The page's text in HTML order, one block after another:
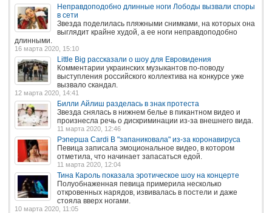
Неправдоподобно длинные ноги Лободы вызвали споры
в сети
Звезда поделилась пляжными снимками, на которых она
выглядит крайне худой, а ее ноги неправдоподобно
длинными.
16 марта 2020, 15:10
Little Big рассказали о шоу для Евровидения
Комментарии украинских музыкантов по-поводу
выступления российского коллектива на конкурсе уже
вызвало скандал.
12 марта 2020, 14:41
Билли Айлиш разделась в знак протеста
Звезда снялась в нижнем белье в пикантном видео и
произнесла речь о дискриминации из-за внешнего вида.
11 марта 2020, 12:46
Рэперша Cardi В "запаниковала" из-за коронавируса
Певица записала эмоциональное видео, в котором
отметила, что начинает запасаться едой.
11 марта 2020, 12:04
Тина Кароль показала эротическое шоу на концерте
Полуобнаженная певица примерила несколько
откровенных нарядов, извивалась в постели и даже
стояла вверх ногами.
10 марта 2020, 11:05